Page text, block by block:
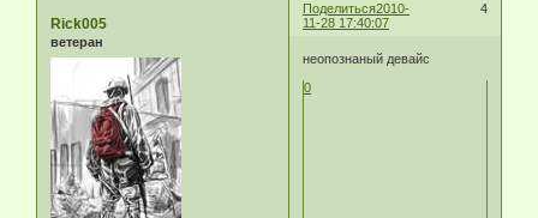
Поделиться 4
2010-
11-28 17:40:07
Rick005
ветеран
неопознаный девайс
0